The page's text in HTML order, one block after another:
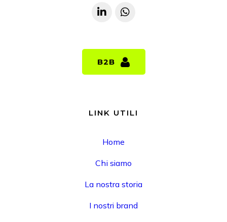
B2B
B2B
LINK UTILI
Home
Chi siamo
La nostra storia
I nostri brand